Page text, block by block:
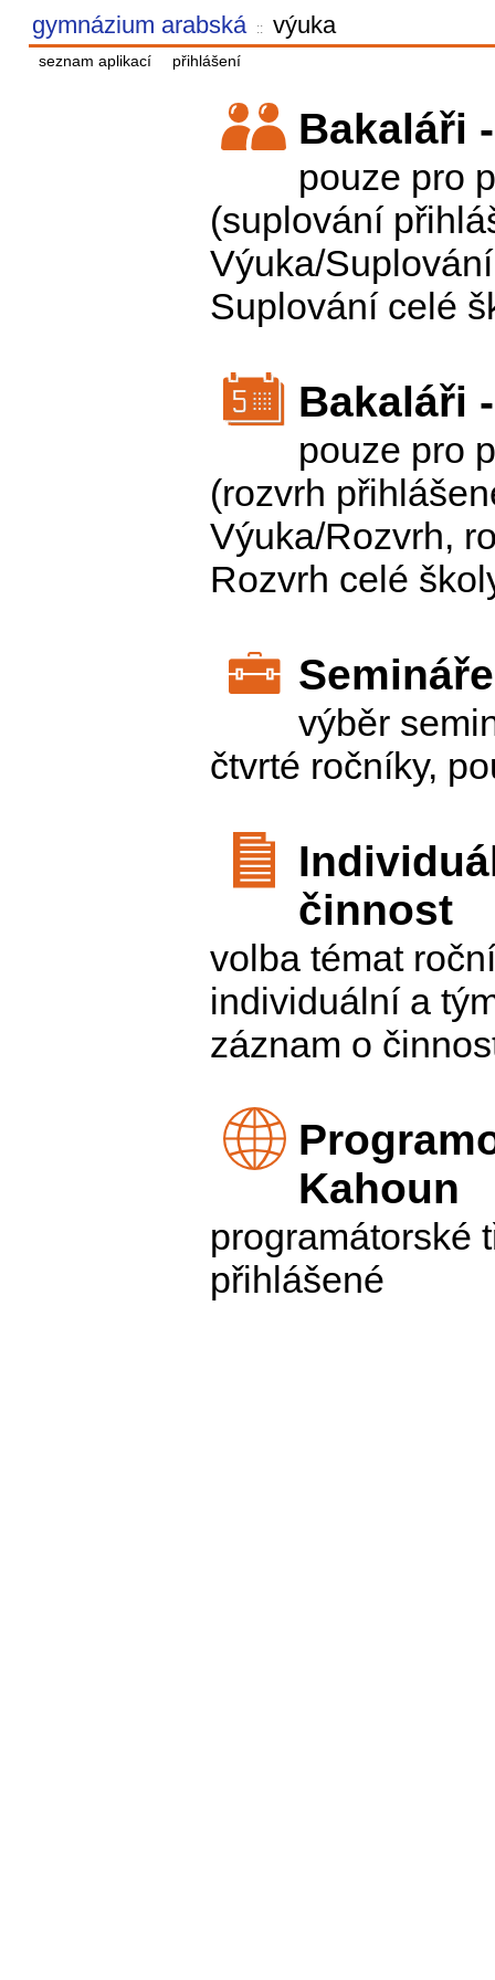
gymnázium arabská :: výuka
seznam aplikací přihlášení
Bakaláři
pouze pro
(suplování
Výuka/
Suplování celé
Bakaláři
pouze pro
(rozvrh
Výuka/Rozvrh,
Rozvrh celé
Semináře
výběr
čtvrté ročníky,
činnost
volba témat
individuální a
záznam o
Kahoun
programátorské
přihlášené